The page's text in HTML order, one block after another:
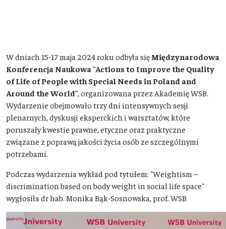
W dniach 15-17 maja 2024 roku odbyła się Międzynarodowa
Konferencja Naukowa "Actions to Improve the Quality
of Life of People with Special Needs in Poland and
Around the World" , organizowana przez Akademię WSB.
Wydarzenie obejmowało trzy dni intensywnych sesji
plenarnych, dyskusji eksperckich i warsztatów, które
poruszały kwestie prawne, etyczne oraz praktyczne
związane z poprawą jakości życia osób ze szczególnymi
potrzebami.
Podczas wydarzenia wykład pod tytułem: "Weightism –
discrimination based on body weight in social life space"
wygłosiła dr hab. Monika Bąk-Sosnowska, prof. WSB